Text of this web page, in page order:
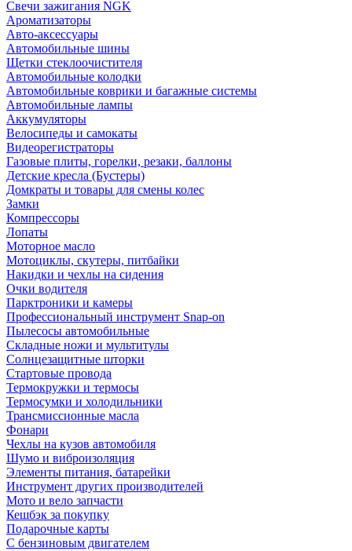
Свечи зажигания NGK
Ароматизаторы
Авто-аксессуары
Автомобильные шины
Щетки стеклоочистителя
Автомобильные колодки
Автомобильные коврики и багажные системы
Автомобильные лампы
Аккумуляторы
Велосипеды и самокаты
Видеорегистраторы
Газовые плиты, горелки, резаки, баллоны
Детские кресла (Бустеры)
Домкраты и товары для смены колес
Замки
Компрессоры
Лопаты
Моторное масло
Мотоциклы, скутеры, питбайки
Накидки и чехлы на сидения
Очки водителя
Парктроники и камеры
Профессиональный инструмент Snap-on
Пылесосы автомобильные
Складные ножи и мультитулы
Солнцезащитные шторки
Стартовые провода
Термокружки и термосы
Термосумки и холодильники
Трансмиссионные масла
Фонари
Чехлы на кузов автомобиля
Шумо и виброизоляция
Элементы питания, батарейки
Инструмент других производителей
Мото и вело запчасти
Кешбэк за покупку
Подарочные карты
С бензиновым двигателем